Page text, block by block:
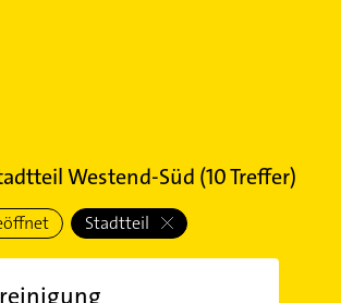
Westend-Süd (10Treffer)
Stadtteil